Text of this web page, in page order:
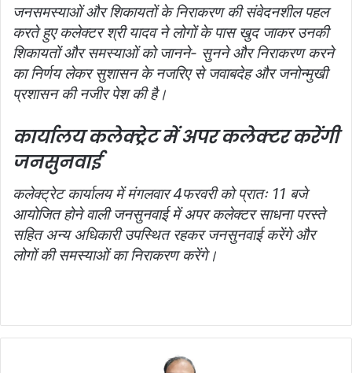
जनसमस्याओं और शिकायतों के निराकरण की संवेदनशील पहल
करते हुए कलेक्टर श्री यादव ने लोगों के पास खुद जाकर उनकी
शिकायतों और समस्याओं को जानने- सुनने और निराकरण करने
का निर्णय लेकर सुशासन के नजरिए से जवाबदेह और जनोन्मुखी
प्रशासन की नजीर पेश की है।
कार्यालय कलेक्ट्रेट में अपर कलेक्टर करेंगी
जनसुनवाई
कलेक्ट्रेट कार्यालय में मंगलवार 4फरवरी को प्रातः 11 बजे
आयोजित होने वाली जनसुनवाई में अपर कलेक्टर साधना परस्ते
सहित अन्य अधिकारी उपस्थित रहकर जनसुनवाई करेंगे और
लोगों की समस्याओं का निराकरण करेंगे।